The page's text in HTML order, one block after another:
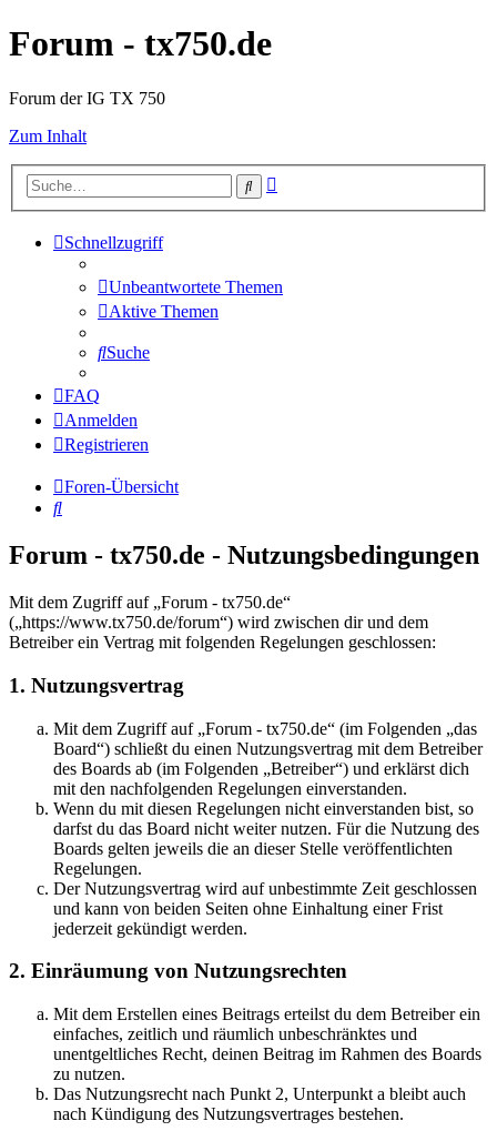
Forum - tx750.de
Forum der IG TX 750
Zum Inhalt
Suche
Schnellzugriff
Unbeantwortete Themen
Aktive Themen
Suche
FAQ
Anmelden
Registrieren
Foren-Übersicht
Suche
Forum - tx750.de - Nutzungsbedingungen
Mit dem Zugriff auf „Forum - tx750.de“
(„https://www.tx750.de/forum“) wird zwischen dir und dem
Betreiber ein Vertrag mit folgenden Regelungen geschlossen:
1. Nutzungsvertrag
Mit dem Zugriff auf „Forum - tx750.de“ (im Folgenden „das
Board“) schließt du einen Nutzungsvertrag mit dem Betreiber
des Boards ab (im Folgenden „Betreiber“) und erklärst dich
mit den nachfolgenden Regelungen einverstanden.
Wenn du mit diesen Regelungen nicht einverstanden bist, so
darfst du das Board nicht weiter nutzen. Für die Nutzung des
Boards gelten jeweils die an dieser Stelle veröffentlichten
Regelungen.
Der Nutzungsvertrag wird auf unbestimmte Zeit geschlossen
und kann von beiden Seiten ohne Einhaltung einer Frist
jederzeit gekündigt werden.
2. Einräumung von Nutzungsrechten
Mit dem Erstellen eines Beitrags erteilst du dem Betreiber ein
einfaches, zeitlich und räumlich unbeschränktes und
unentgeltliches Recht, deinen Beitrag im Rahmen des Boards
zu nutzen.
Das Nutzungsrecht nach Punkt 2, Unterpunkt a bleibt auch
nach Kündigung des Nutzungsvertrages bestehen.